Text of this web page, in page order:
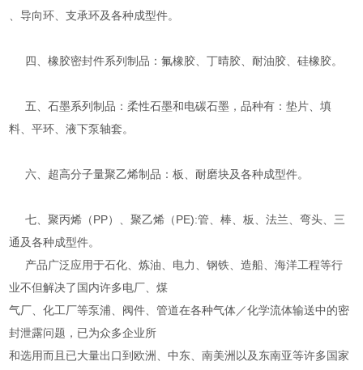
、导向环、支承环及各种成型件。
四、橡胶密封件系列制品：氟橡胶、丁晴胶、耐油胶、硅橡胶。
五、石墨系列制品：柔性石墨和电碳石墨，品种有：垫片、填
料、平环、液下泵轴套。
六、超高分子量聚乙烯制品：板、耐磨块及各种成型件。
七、聚丙烯（PP）、聚乙烯（PE):管、棒、板、法兰、弯头、三
通及各种成型件。
产品广泛应用于石化、炼油、电力、钢铁、造船、海洋工程等行
业不但解决了国内许多电厂、煤
气厂、化工厂等泵浦、阀件、管道在各种气体／化学流体输送中的密
封泄露问题，已为众多企业所
和选用而且已大量出口到欧洲、中东、南美洲以及东南亚等许多国家